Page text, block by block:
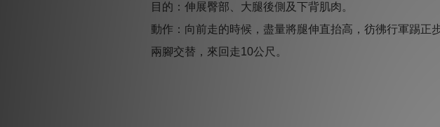
目的：伸展臀部、大腿後側及下背肌肉。
動作：向前走的時候，盡量將腿伸直抬高，彷彿行軍踢正
兩腳交替，來回走10公尺。